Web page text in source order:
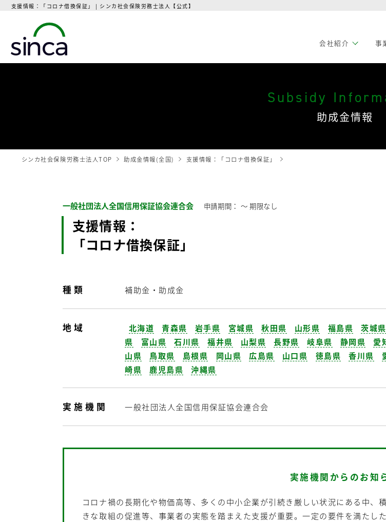
支援情報：「コロナ借換保証」 | シンカ社会保険労務士法人【公式】
会社紹介 事
Subsidy
助成金情報
シンカ社会保険労務士法人TOP 助成金情報(全国) 支援情報：「コロナ借換保証」
一般社団法人全国信用保証協会連合会 申請期間： 〜期限なし
支援情報：
「コロナ借換保証」
種類 補助金・助成金
地域 北海道 青森県 岩手県 宮城県 秋田県 山形県 福島県 茨城県
県
富山県 石川県 福井県 山梨県 長野県 岐阜県 静岡県 愛
山県
鳥取県 島根県 岡山県 広島県 山口県 徳島県 香川県
崎県
鹿児島県 沖縄県
実施機関 一般社団法人全国信用保証協会連合会
実施機関からのお知
コロナ禍の長期化や物価高等、多くの中小企業が引続き厳しい状況にある中、
きな取組の促進等、事業者の実態を踏まえた支援が重要。一定の要件を満たし